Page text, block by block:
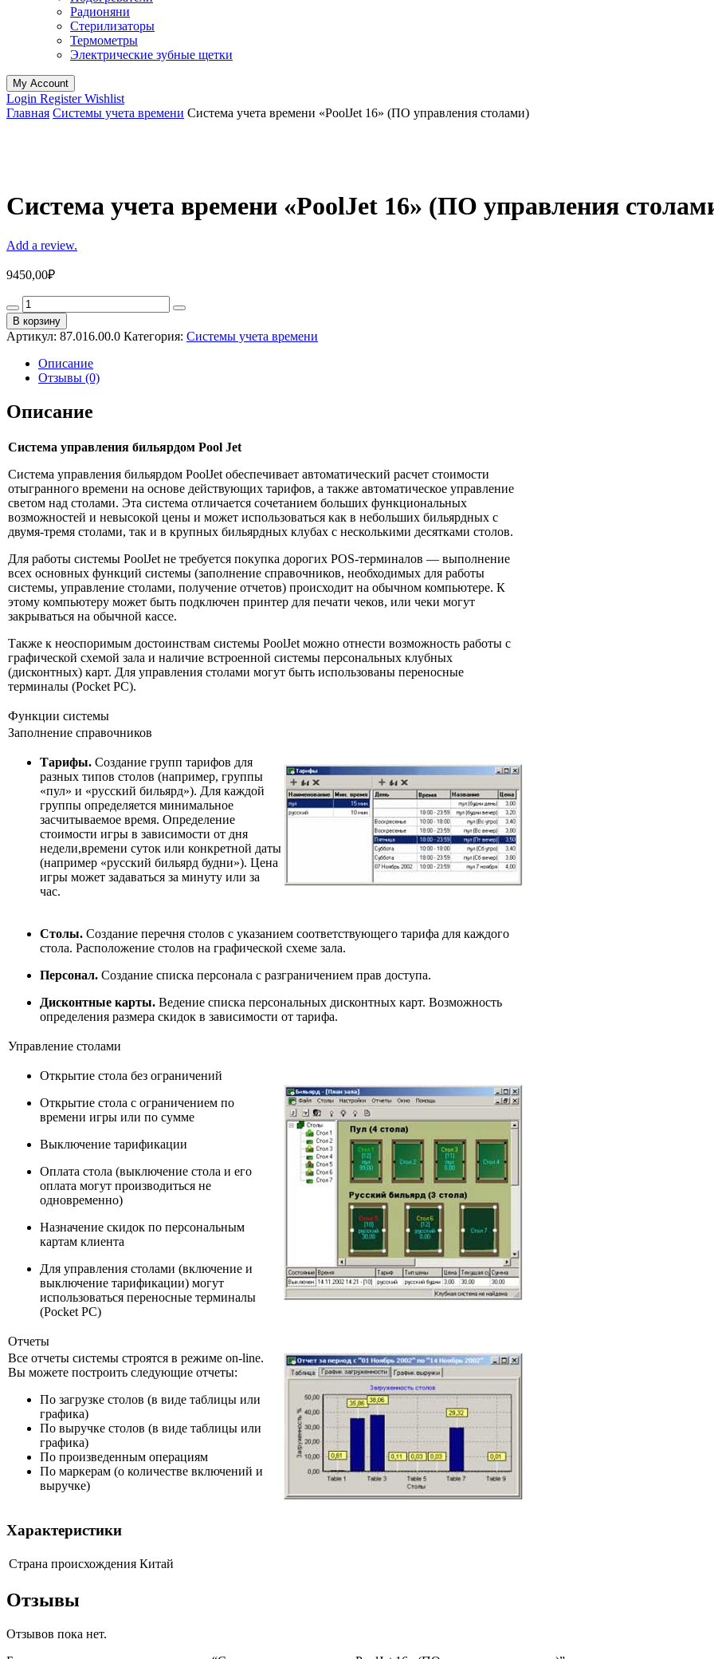
Радионяни
Стерилизаторы
Термометры
Электрические зубные щетки
My Account
Login RegisterWishlist
Главная Системы учета времени Система учета времени «PoolJet 16» (ПО управления столами)
Система учета времени «PoolJet 16» (ПО управления
Add a review.
9450,00₽
Система
учета
времени
"PoolJet
16"
(ПО
управления
quantity
В корзину
Артикул: 87.016.00.0 Категория: Системы учета времени
Описание
Отзывы (0)
Описание
Система управления бильярдом Pool Jet
Система управления бильярдом PoolJet обеспечивает автоматический расчет стоимости
отыгранного времени на основе действующих тарифов, а также автоматическое управление
светом над столами. Эта система отличается сочетанием больших функциональных
возможностей и невысокой цены и может использоваться как в небольших бильярдных с
двумя-тремя столами, так и в крупных бильярдных клубах с несколькими десятками столов.
Для работы системы PoolJet не требуется покупка дорогих POS-терминалов — выполнение
всех основных функций системы (заполнение справочников, необходимых для работы
системы, управление столами, получение отчетов) происходит на обычном компьютере. К
этому компьютеру может быть подключен принтер для печати чеков, или чеки могут
закрываться на обычной кассе.
Также к неоспоримым достоинствам системы PoolJet можно отнести возможность работы с
графической схемой зала и наличие встроенной системы персональных клубных
(дисконтных) карт. Для управления столами могут быть использованы переносные
терминалы (Pocket PC).
Функции системы
Заполнение справочников
Тарифы. Создание групп тарифов для
разных типов столов (например, группы
«пул» и «русский бильярд»). Для каждой
группы определяется минимальное
засчитываемое время. Определение
стоимости игры в зависимости от дня
недели,времени суток или конкретной даты
(например «русский бильярд будни»). Цена
игры может задаваться за минуту или за
час.
Столы. Создание перечня столов с указанием соответствующего тарифа для каждого
стола. Расположение столов на графической схеме зала.
Персонал. Создание списка персонала с разграничением прав доступа.
Дисконтные карты. Ведение списка персональных дисконтных карт. Возможность
определения размера скидок в зависимости от тарифа.
Управление столами
Открытие стола без ограничений
Открытие стола с ограничением по
времени игры или по сумме
Выключение тарификации
Оплата стола (выключение стола и его
оплата могут производиться не
одновременно)
Назначение скидок по персональным
картам клиента
Для управления столами (включение и
выключение тарификации) могут
использоваться переносные терминалы
(Pocket PC)
Отчеты
Все отчеты системы строятся в режиме on-line.
Вы можете построить следующие отчеты:
По загрузке столов (в виде таблицы или
графика)
По выручке столов (в виде таблицы или
графика)
По произведенным операциям
По маркерам (о количестве включений и
выручке)
Характеристики
Страна происхождения Китай
Отзывы
Отзывов пока нет.